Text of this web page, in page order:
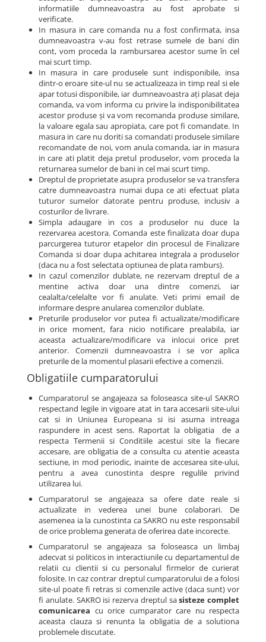
informatiile dumneavoastra au fost aprobate si
verificate.
In masura in care comanda nu a fost confirmata, insa
dumneavoastra v-au fost retrase sumele de bani din
cont, vom proceda la rambursarea acestor sume în cel
mai scurt timp.
In masura in care produsele sunt indisponibile, insa
dintr-o eroare site-ul nu se actualizeaza in timp real si ele
apar totusi disponibile, iar dumneavoastra ați plasat deja
comanda, va vom informa cu privire la indisponibilitatea
acestor produse și va vom recomanda produse similare,
la valoare egala sau apropiata, care pot fi comandate. In
masura in care nu doriti sa comandati produsele similare
recomandate de noi, vom anula comanda, iar in masura
in care ati platit deja pretul produselor, vom proceda la
returnarea sumelor de bani in cel mai scurt timp.
Dreptul de proprietate asupra produselor se va transfera
catre dumneavoastra numai dupa ce ati efectuat plata
tuturor sumelor datorate pentru produse, inclusiv a
costurilor de livrare.
Simpla adaugare in cos a produselor nu duce la
rezervarea acestora. Comanda este finalizata doar dupa
parcurgerea tuturor etapelor din procesul de Finalizare
Comanda si doar dupa achitarea integrala a produselor
(daca nu a fost selectata optiunea de plata ramburs).
In cazul comenzilor dublate, ne rezervam dreptul de a
mentine activa doar una dintre comenzi, iar
cealalta/celelalte vor fi anulate. Veti primi email de
informare despre anularea comenzilor dublate.
Preturile produselor vor putea fi actualizate/modificare
in orice moment, fara nicio notificare prealabila, iar
aceasta actualizare/modificare va inlocui orice pret
anterior. Comenzii dumneavoastra i se vor aplica
preturile de la momentul plasarii efective a comenzii.
Obligatiile cumparatorului
Cumparatorul se angajeaza sa foloseasca site-ul SAKRO
respectand legile in vigoare atat in tara accesarii site-ului
cat si in Uniunea Europeana si isi asuma intreaga
raspundere in acest sens. Raportat la obligatia de a
respecta Termenii si Conditiile acestui site la fiecare
accesare, are obligatia de a consulta cu atentie aceasta
sectiune, in mod periodic, inainte de accesarea site-ului,
pentru a avea cunostinta despre regulile privind
utilizarea lui.
Cumparatorul se angajeaza sa ofere date reale si
actualizate in vederea unei bune colaborari. De
asemenea ia la cunostinta ca SAKRO nu este responsabil
de orice problema generata de oferirea date incorecte.
Cumparatorul se angajeaza sa foloseasca un limbaj
adecvat si politicos in interactiunile cu departamentul de
relatii cu clientii si cu personalul firmelor de curierat
folosite. In caz contrar dreptul cumparatorului de a folosi
site-ul poate fi retras si comenzile active (daca sunt) vor
fi anulate. SAKRO isi rezerva dreptul sasisteze complet
comunicarea cu orice cumparator care nu respecta
aceasta clauza si renunta la obligatia de a solutiona
problemele discutate.